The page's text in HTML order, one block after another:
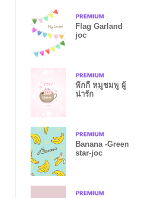
Flag Garland
joc
พิ๊กกี้ หมูชมพู ผู้
น่ารัก
Banana -Green
star-joc